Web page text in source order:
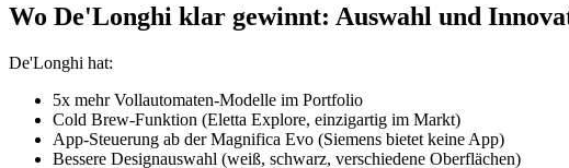
Wo De'Longhi klar gewinnt: Auswahl und
De'Longhi hat:
5x mehr Vollautomaten-Modelle im Portfolio
Cold Brew-Funktion (Eletta Explore, einzigartig im Markt)
App-Steuerung ab der Magnifica Evo (Siemens bietet keine App)
Bessere Designauswahl (weiß, schwarz, verschiedene Oberflächen)